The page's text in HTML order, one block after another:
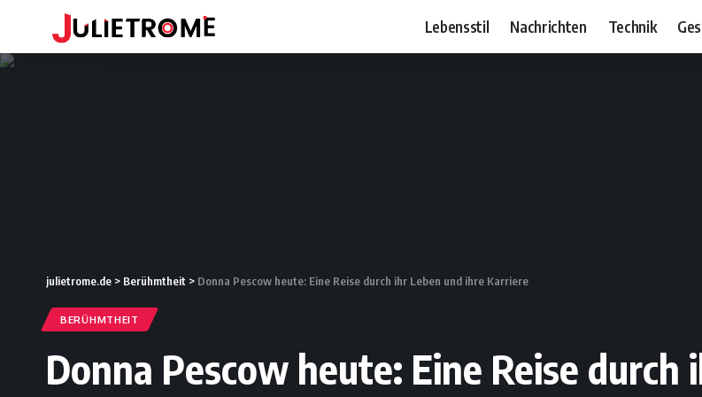
Lebensstil Nachrichten Technik
julietrome.de > Berühmtheit > Donna Pescow heute: Eine Reise durch ihr Leben und ihre Karriere
BERÜHMTHEIT
Donna Pescow heute: Eine Reise